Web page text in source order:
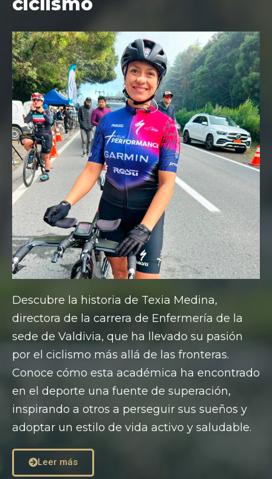
Descubre la historia de Texia Medina,
directora de la carrera de Enfermería de la
sede de Valdivia, que ha llevado su pasión
por el ciclismo más allá de las fronteras.
Conoce cómo esta académica ha encontrado
en el deporte una fuente de superación,
inspirando a otros a perseguir sus sueños y
adoptar un estilo de vida activo y saludable.
Leer más